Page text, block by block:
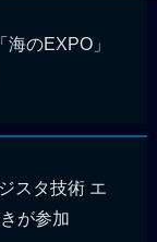
のEXPO」
スタ技術 エ
が参加